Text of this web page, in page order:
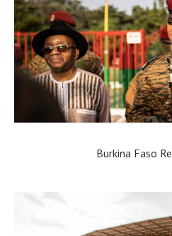
Burkina Faso